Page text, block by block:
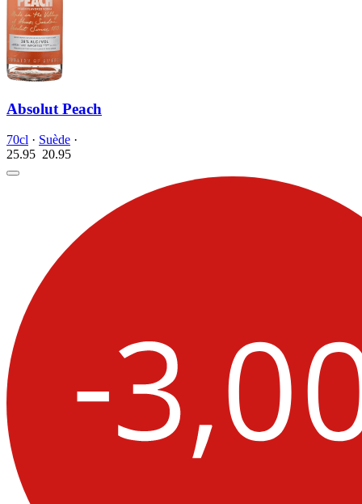
Absolut Peach
70cl · Suède ·
25.95 20.95